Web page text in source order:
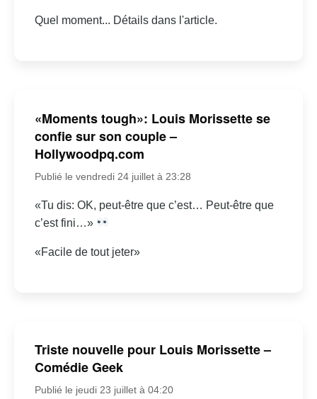
Quel moment... Détails dans l'article.
«Moments tough»: Louis Morissette se
confie sur son couple –
Hollywoodpq.com
Publié le vendredi 24 juillet à 23:28
«Tu dis: OK, peut-être que c’est… Peut-être que
c’est fini…»
«Facile de tout jeter»
Triste nouvelle pour Louis Morissette –
Comédie Geek
Publié le jeudi 23 juillet à 04:20